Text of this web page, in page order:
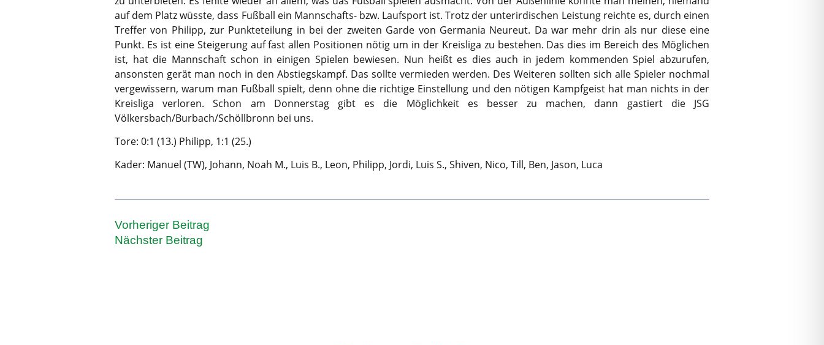
auf dem Platz wüsste, dass Fußball ein Mannschafts- bzw. Laufsport ist. Trotz der unterirdischen Leistung reichte es, durch einen
Treffer von Philipp, zur Punkteteilung in bei der zweiten Garde von Germania Neureut. Da war mehr drin als nur diese eine
Punkt. Es ist eine Steigerung auf fast allen Positionen nötig um in der Kreisliga zu bestehen. Das dies im Bereich des Möglichen
ist, hat die Mannschaft schon in einigen Spielen bewiesen. Nun heißt es dies auch in jedem kommenden Spiel abzurufen,
ansonsten gerät man noch in den Abstiegskampf. Das sollte vermieden werden. Des Weiteren sollten sich alle Spieler nochmal
vergewissern, warum man Fußball spielt, denn ohne die richtige Einstellung und den nötigen Kampfgeist hat man nichts in der
Kreisliga verloren. Schon am Donnerstag gibt es die Möglichkeit es besser zu machen, dann gastiert die JSG
Völkersbach/Burbach/Schöllbronn bei uns.
Tore: 0:1 (13.) Philipp, 1:1 (25.)
Kader: Manuel (TW), Johann, Noah M., Luis B., Leon, Philipp, Jordi, Luis S., Shiven, Nico, Till, Ben, Jason, Luca
Vorheriger Beitrag
Nächster Beitrag